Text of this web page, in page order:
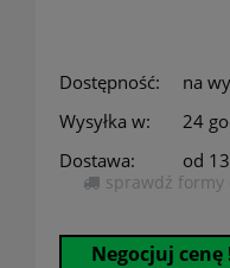
Dostępność:
na
Wysyłka w:
24
Dostawa:
od
Cena nie zawiera
sprawdź formy
Negocjuj cenę